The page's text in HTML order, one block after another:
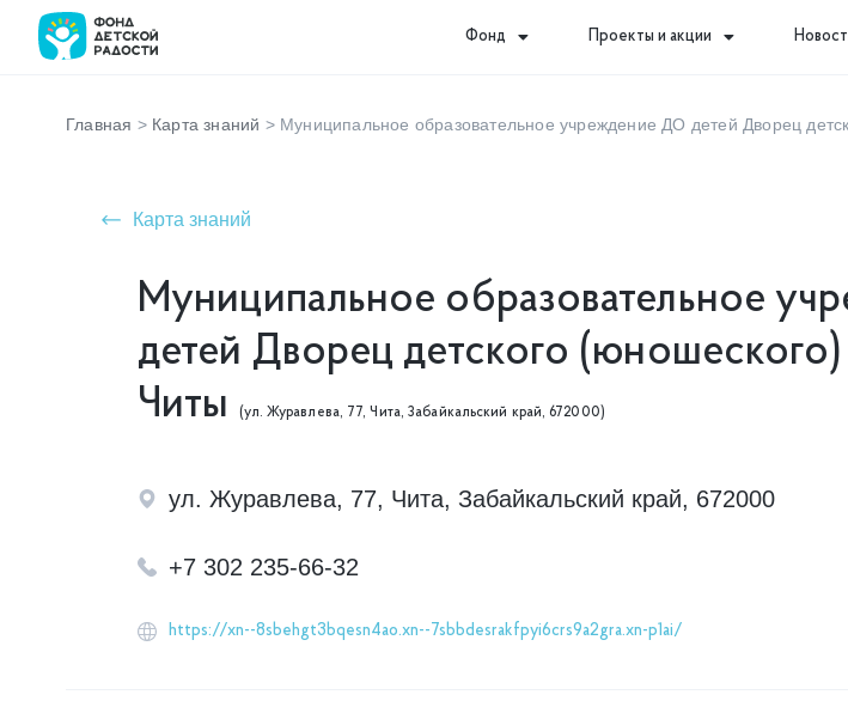
Фонд Проекты и акции
Главная > Карта знаний > Муниципальное образовательное учреждение ДО детей Дворец
Карта знаний
Муниципальное образовательное
детей Дворец детского (юношеского)
Читы
(ул. Журавлева, 77, Чита, Забайкальский край, 672000)
ул. Журавлева, 77, Чита, Забайкальский край, 672000
+7 302 235-66-32
https://xn--8sbehgt3bqesn4ao.xn--7sbbdesrakfpyi6crs9a2gra.xn-p1ai/